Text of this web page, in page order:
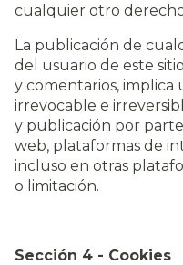
cualquier otro
La publicación de
del usuario de este
y comentarios, implica
irrevocable e
y publicación por
web, plataformas de
incluso en otras
o limitación.
Sección 4 - Cookies